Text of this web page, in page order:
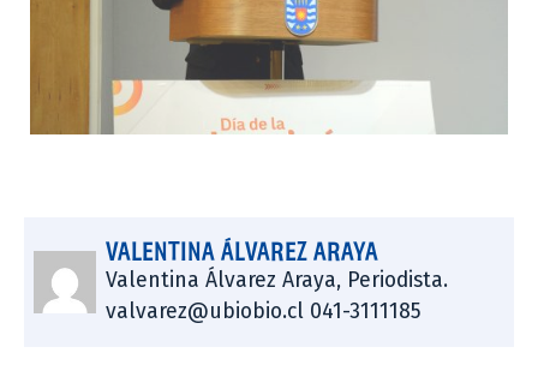
VALENTINA ÁLVAREZ ARAYA
Valentina Álvarez Araya, Periodista.
valvarez@ubiobio.cl 041-3111185